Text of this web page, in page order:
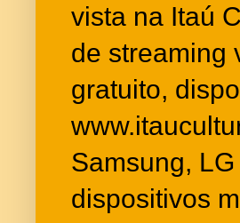
vista na Itaú
de streaming
gratuito,
Samsung,
dispositivos